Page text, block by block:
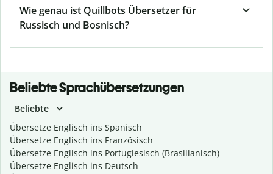
Wie genau ist Quillbots Übersetzer für
Russisch und Bosnisch?
Beliebte Sprachübersetzungen
Beliebte
Übersetze Englisch ins Spanisch
Übersetze Englisch ins Französisch
Übersetze Englisch ins Portugiesisch (Brasilianisch)
Übersetze Englisch ins Deutsch